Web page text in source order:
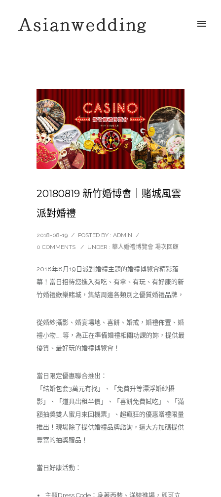
20180819 新竹婚博會｜賭城風雲
派對婚禮
2018-08-19 / POSTED BY : ADMIN /
0 COMMENTS
/ UNDER : 華人婚禮博覽會 場次回顧
2018年8月19日派對婚禮主題的婚禮博覽會精彩落
幕！當日招待您進入有吃、有拿、有玩、有好康的新
竹婚禮歡樂賭城，集結周邊各類別之優質婚禮品牌，
從婚紗攝影、婚宴場地、喜餅、婚戒，婚禮佈置、婚
禮小物……等，為正在準備婚禮相關功課的妳，提供最
優質、最好玩的婚禮博覽會！
當日限定優惠聯合推出：
「結婚包套3萬元有找」、「免費升等漂浮婚紗攝
影」、「道具出租半價」、「喜餅免費試吃」、「滿
額抽獎雙人蜜月來回機票」、超瘋狂的優惠贈禮限量
推出！現場除了提供婚禮品牌諮詢，還大方加碼提供
豐富的抽獎贈品！
當日好康活動：
主題Dress Code：身著西裝、洋裝進場，即可立